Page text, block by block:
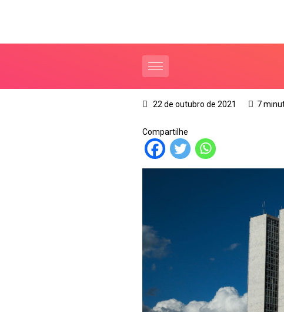
22 de outubro de 2021 7
Compartilhe